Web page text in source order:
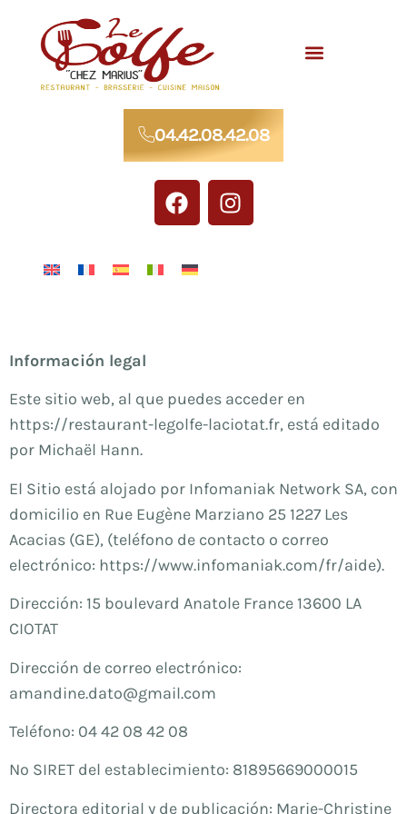
04.42.08.42.08
Información legal
Este sitio web, al que puedes acceder en
https://restaurant-legolfe-laciotat.fr, está editado
por Michaël Hann.
El Sitio está alojado por Infomaniak Network SA, con
domicilio en Rue Eugène Marziano 25 1227 Les
Acacias (GE), (teléfono de contacto o correo
electrónico: https://www.infomaniak.com/fr/aide).
Dirección: 15 boulevard Anatole France 13600 LA
CIOTAT
Dirección de correo electrónico:
amandine.dato@gmail.com
Teléfono: 04 42 08 42 08
Nº SIRET del establecimiento: 81895669000015
Directora editorial y de publicación: Marie-Christine